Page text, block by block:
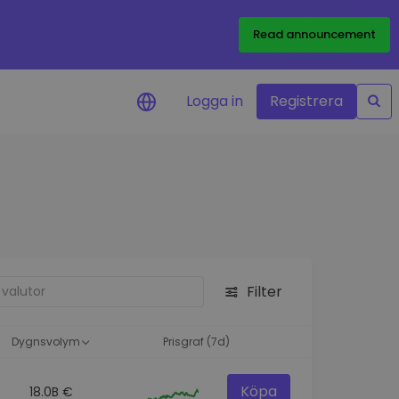
Read announcement
Logga in Registrera
Filter
Dygnsvolym Prisgraf (7d)
18.0B € Köpa